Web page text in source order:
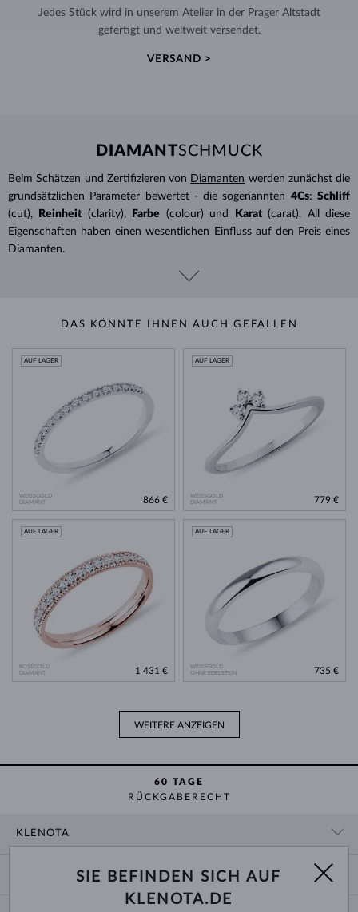
Jedes Stück wird in unserem Atelier in der Prager Altstadt
gefertigt und weltweit versendet.
VERSAND >
DIAMANTSCHMUCK
Beim Schätzen und Zertifizieren von Diamanten werden zunächst die
grundsätzlichen Parameter bewertet - die sogenannten 4Cs: Schliff
(cut),
Reinheit (clarity), Farbe (colour) und Karat (carat). All diese
Eigenschaften haben einen wesentlichen Einfluss auf den Preis eines
Diamanten.
DAS KÖNNTE IHNEN AUCH GEFALLEN
WEISSGOLD
DIAMANT
AUF LAGER
866 €
WEISSGOLD
DIAMANT
AUF LAGER
779 €
ROSÉGOLD
DIAMANT
AUF LAGER
1 431 €
WEISSGOLD
OHNE EDELSTEIN
AUF LAGER
735 €
WEITERE ANZEIGEN
60 TAGE
RÜCKGABERECHT
KLENOTA
ZAHLUNG UND VERSAND
SIE BEFINDEN SICH AUF
KLENOTA.DE